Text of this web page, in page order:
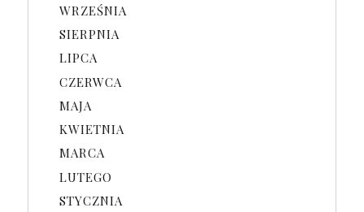
WRZEŚNIA
SIERPNIA
LIPCA
CZERWCA
MAJA
KWIETNIA
MARCA
LUTEGO
STYCZNIA